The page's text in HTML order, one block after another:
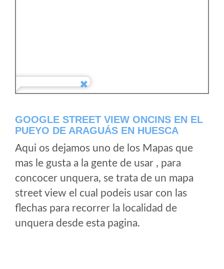
GOOGLE STREET VIEW ONCINS EN EL
PUEYO DE ARAGUÁS EN HUESCA
Aqui os dejamos uno de los Mapas que
mas le gusta a la gente de usar , para
concocer unquera, se trata de un mapa
street view el cual podeis usar con las
flechas para recorrer la localidad de
unquera desde esta pagina.